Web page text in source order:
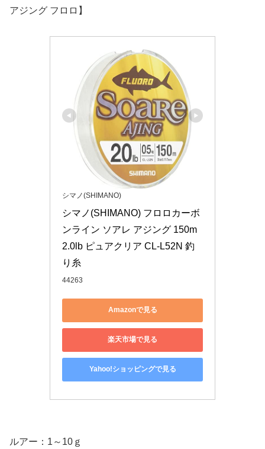
アジング フロロ】
シマノ(SHIMANO)
シマノ(SHIMANO) フロロカーボ
ンライン ソアレ アジング 150m
2.0lb ピュアクリア CL-L52N 釣
り糸
44263
Amazonで見る
楽天市場で見る
Yahoo!ショッピングで見る
ルアー：1～10ｇ